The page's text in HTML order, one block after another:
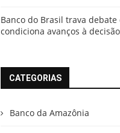
Banco do Brasil trava debate
condiciona avanços à
CATEGORIAS
Banco da Amazônia